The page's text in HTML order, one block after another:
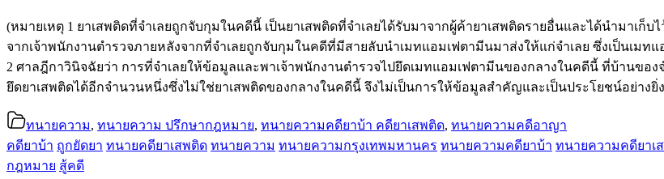
(หมายเหตุ 1 ยาเสพติดที่จำเลยถูกจับกุมในคดีนี้ เป็นยาเสพติดที่จำเลยได้รับมาจากผู้ค้ายาเสพติดรายอื่นและได้นำมาเก็
จากเจ้าพนักงานตำรวจภายหลังจากที่จำเลยถูกจับกุมในคดีที่มีสายลับนำเมทแอมเฟตามีนมาส่งให้แก่จำเลย ซึ่งเป็นเมท
2 ศาลฎีกาวินิจฉัยว่า การที่จำเลยให้ข้อมูลและพาเจ้าพนักงานตำรวจไปยึดเมทแอมเฟตามีนของกลางในคดีนี้ ที่บ้านขอ
ยึดยาเสพติดได้อีกจำนวนหนึ่งซึ่งไม่ใช่ยาเสพติดของกลางในคดีนี้ จึงไม่เป็นการให้ข้อมูลสำคัญและเป็นประโยชน์อย่าง
ทนายความ, ทนายความ ปรึกษากฎหมาย, ทนายความคดียาบ้า คดียาเสพติด, ทนายความคดีอาญา
คดียาบ้า ถูกยัดยา ทนายคดียาเสพติด ทนายความ ทนายความกรุงเทพมหานคร ทนายความคดียาบ้า ทนายความคดียาเ
กฎหมาย สู้คดี